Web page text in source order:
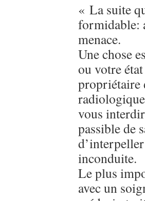
« La suite
formidable:
menace.
Une chose
ou votre
propriétaire
vous
passible de
inconduite.
Le plus
avec un